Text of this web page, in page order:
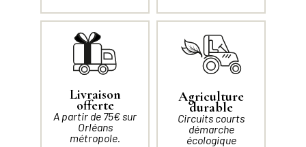
Livraison
offerte
A partir de 75€ sur
Orléans
métropole.
Agriculture
durable
Circuits courts
démarche
écologique